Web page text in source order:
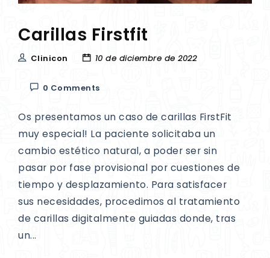
Carillas Firstfit
Clinicon 10 de diciembre de 2022
0 Comments
Os presentamos un caso de carillas FirstFit
muy especial! La paciente solicitaba un
cambio estético natural, a poder ser sin
pasar por fase provisional por cuestiones de
tiempo y desplazamiento. Para satisfacer
sus necesidades, procedimos al tratamiento
de carillas digitalmente guiadas donde, tras
un...